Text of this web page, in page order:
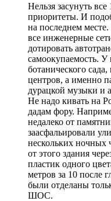
Нельзя засунуть
приоритеты. И
на последнем
все инженерные
дотировать
самоокупаемость. У
ботанического
центров, а именно
дурацкой музыки и
Не надо кивать на
дадам фору.
недалеко от
заасфальировали
нескольких ночных
от этого здания
пластик одного
метров за 10 после
были отделаны
ШОС.